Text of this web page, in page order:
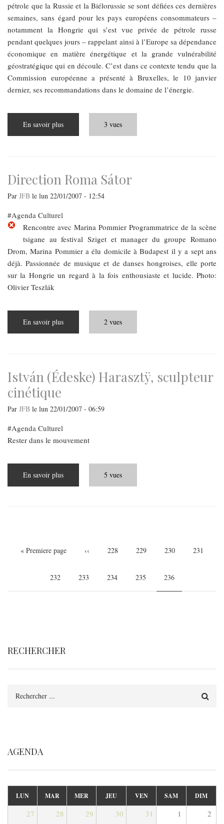
pétrole que la Russie et la Biélorussie se sont défiées ces dernières
semaines, sans égard pour les pays européens consommateurs –
notamment la Hongrie qui s’est vue privée de pétrole russe
pendant quelques jours – rappelant ainsi à l’Europe sa dépendance
économique en matière énergétique et la grande vulnérabilité
géostratégique qui en découle. C’est dans ce contexte tendu que la
Commission européenne a présenté à Bruxelles, le 10 janvier
dernier, ses recommandations dans le domaine de l’énergie.
En savoir plus
une
3 vues
Direction Roma Sátor
Par JFB le lun 22/01/2007 - 12:54
Agenda Culturel
Rencontre avec Marina Pommier Programmatrice de la scène
tsigane au festival Sziget et manager du groupe Romano
Drom, Marina Pommier a élu domicile à Budapest il y a sept ans
déjà. Passionnée de musique et de danses hongroises, elle porte
sur la Hongrie un regard à la fois enthousiaste et lucide. Photo:
Olivier Teszlák
En savoir plus
Roma
2 vues
István (Édeske) Harasztÿ, sculpteur
cinétique
Par JFB le lun 22/01/2007 - 06:59
Agenda Culturel
Rester dans le mouvement
En savoir plus
(Édeske)
5 vues
Première
« Premiere page Page
‹‹ Page
228 Page
229 Page
230 Page
231
Page
232 Page
233 Page
234 Page
235 Page
236
RECHERCHER
AGENDA
LUN MAR MER JEU VEN SAM DIM
27 28 29 30 31 1 2